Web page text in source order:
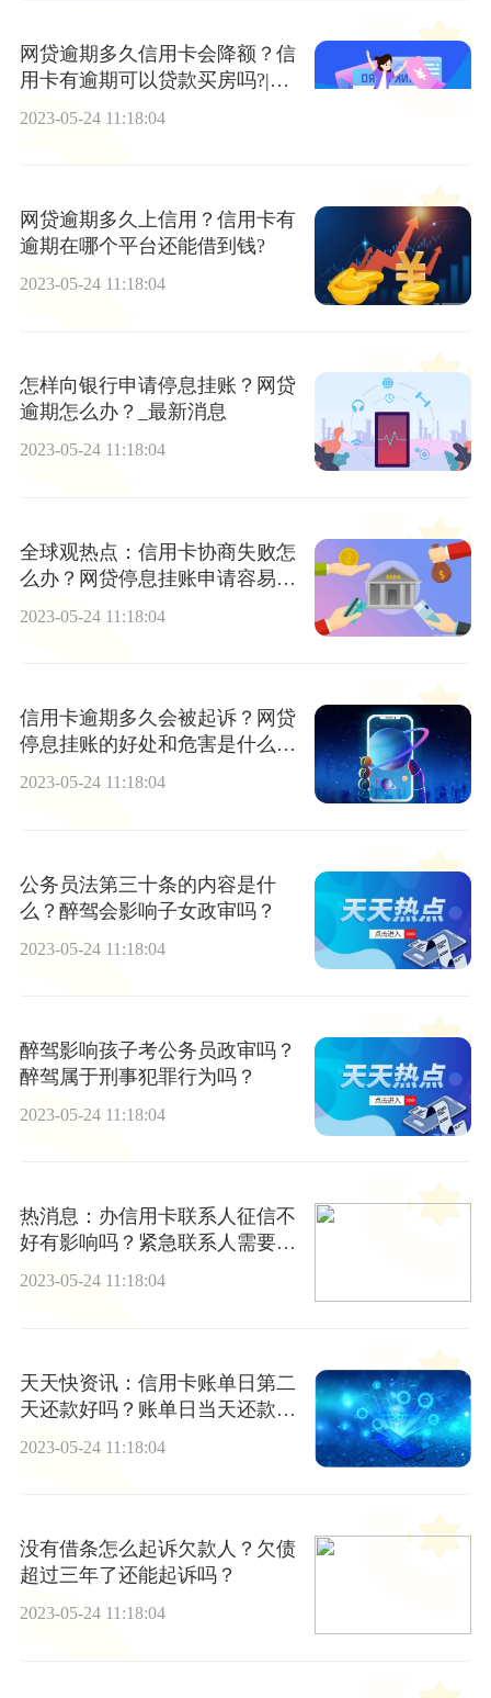
网贷逾期多久信用卡会降额？信
用卡有逾期可以贷款买房吗?|全
2023-05-24 11:18:04
网贷逾期多久上信用？信用卡有
逾期在哪个平台还能借到钱?
2023-05-24 11:18:04
怎样向银行申请停息挂账？网贷
逾期怎么办？_最新消息
2023-05-24 11:18:04
全球观热点：信用卡协商失败怎
么办？网贷停息挂账申请容易
2023-05-24 11:18:04
信用卡逾期多久会被起诉？网贷
停息挂账的好处和危害是什么？-
环球最资讯
2023-05-24 11:18:04
公务员法第三十条的内容是什
么？醉驾会影响子女政审吗？
2023-05-24 11:18:04
醉驾影响孩子考公务员政审吗？
醉驾属于刑事犯罪行为吗？
2023-05-24 11:18:04
热消息：办信用卡联系人征信不
好有影响吗？紧急联系人需要查
征信吗？
2023-05-24 11:18:04
天天快资讯：信用卡账单日第二
天还款好吗？账单日当天还款有
2023-05-24 11:18:04
没有借条怎么起诉欠款人？欠债
超过三年了还能起诉吗？
2023-05-24 11:18:04